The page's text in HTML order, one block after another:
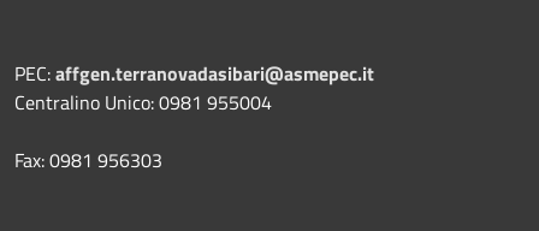
PEC:affgen.terranovadasibari@asmepec.it
Centralino Unico: 0981 955004
Fax: 0981 956303